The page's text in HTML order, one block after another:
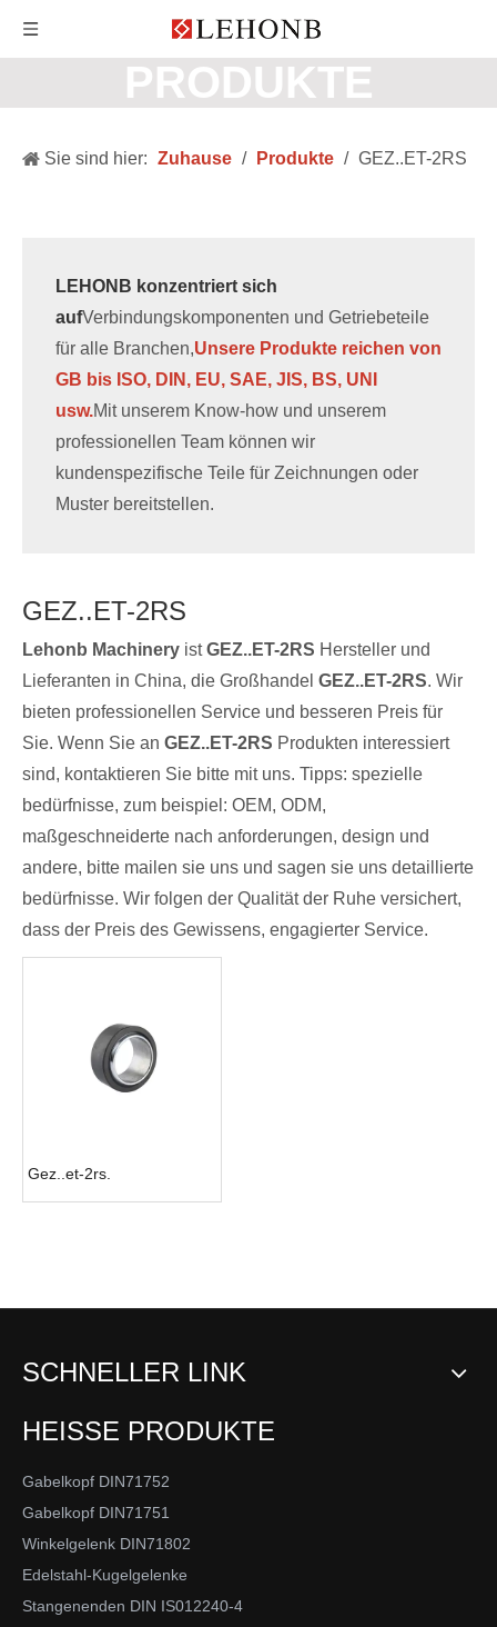
PRODUKTE
Sie sind hier: Zuhause / Produkte / GEZ..ET-2RS
LEHONB konzentriert sich
aufVerbindungskomponenten und Getriebeteile
für alle Branchen,Unsere Produkte reichen von
GB bis ISO, DIN, EU, SAE, JIS, BS, UNI
usw.Mit unserem Know-how und unserem
professionellen Team können wir
kundenspezifische Teile für Zeichnungen oder
Muster bereitstellen.
GEZ..ET-2RS
Lehonb Machinery istGEZ..ET-2RS Hersteller und
Lieferanten in China, die Großhandel GEZ..ET-2RS. Wir
bieten professionellen Service und besseren Preis für
Sie. Wenn Sie an GEZ..ET-2RS Produkten interessiert
sind, kontaktieren Sie bitte mit uns. Tipps: spezielle
bedürfnisse, zum beispiel: OEM, ODM,
maßgeschneiderte nach anforderungen, design und
andere, bitte mailen sie uns und sagen sie uns detaillierte
bedürfnisse. Wir folgen der Qualität der Ruhe versichert,
dass der Preis des Gewissens, engagierter Service.
Gez..et-2rs.
SCHNELLER LINK
HEISSE PRODUKTE
Gabelkopf DIN71752
Gabelkopf DIN71751
Winkelgelenk DIN71802
Edelstahl-Kugelgelenke
Stangenenden DIN IS012240-4